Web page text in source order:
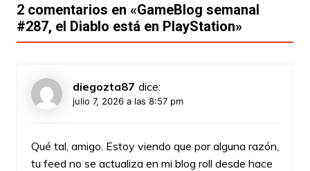
2 comentarios en «GameBlog semanal
#287, el Diablo está en PlayStation»
diegozta87 dice:
julio 7, 2026 a las 8:57 pm
Qué tal, amigo. Estoy viendo que por alguna razón,
tu feed no se actualiza en mi blog roll desde hace